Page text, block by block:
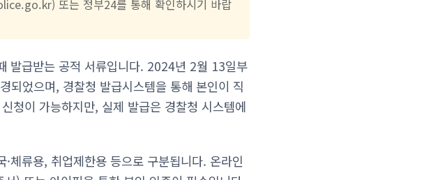
또는 정부24를 통해 확인하시기 바랍
발급받는 공적 서류입니다. 2024년 2월 13일부
되었으며, 경찰청 발급시스템을 통해 본인이 직
청이 가능하지만, 실제 발급은 경찰청 시스템에
체류용, 취업제한용 등으로 구분됩니다. 온라인